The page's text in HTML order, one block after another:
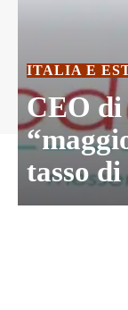
ITALIA E
CEO
tasso